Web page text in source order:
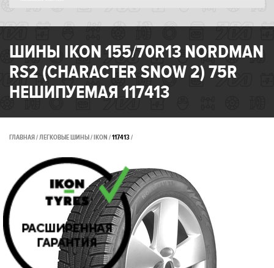
ШИНЫ IKON 155/70R13 NORDMAN
RS2 (CHARACTER SNOW 2) 75R
НЕШИПУЕМАЯ 117413
ГЛАВНАЯ ЛЕГКОВЫЕ ШИНЫ IKON 117413